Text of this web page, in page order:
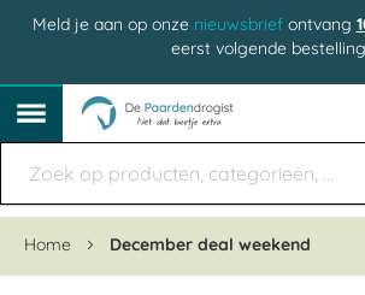
Meld je aan op onze nieuwsbriefontvang
eerst volgende
Home December deal weekend